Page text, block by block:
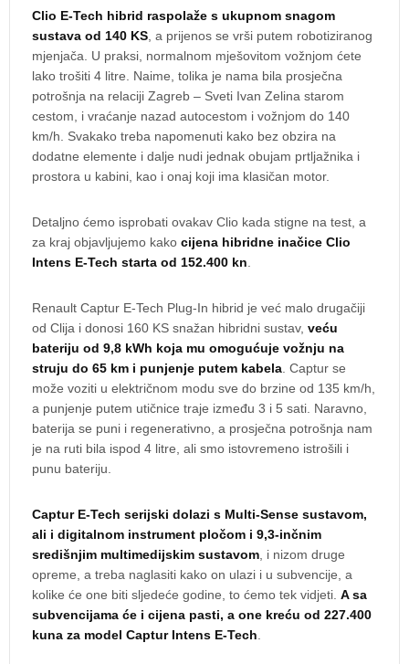
Clio E-Tech hibrid raspolaže s ukupnom snagom
sustava od 140 KS , a prijenos se vrši putem robotiziranog
mjenjača. U praksi, normalnom mješovitom vožnjom ćete
lako trošiti 4 litre. Naime, tolika je nama bila prosječna
potrošnja na relaciji Zagreb – Sveti Ivan Zelina starom
cestom, i vraćanje nazad autocestom i vožnjom do 140
km/h. Svakako treba napomenuti kako bez obzira na
dodatne elemente i dalje nudi jednak obujam prtljažnika i
prostora u kabini, kao i onaj koji ima klasičan motor.
Detaljno ćemo isprobati ovakav Clio kada stigne na test, a
za kraj objavljujemo kako cijena hibridne inačice Clio
Intens E-Tech starta od 152.400 kn
Renault Captur E-Tech Plug-In hibrid je već malo drugačiji
od Clija i donosi 160 KS snažan hibridni sustav, veću
bateriju od 9,8 kWh koja mu omogućuje vožnju na
struju do 65 km i punjenje putem kabela . Captur se
može voziti u električnom modu sve do brzine od 135 km/h,
a punjenje putem utičnice traje između 3 i 5 sati. Naravno,
baterija se puni i regenerativno, a prosječna potrošnja nam
je na ruti bila ispod 4 litre, ali smo istovremeno istrošili i
punu bateriju.
Captur E-Tech serijski dolazi s Multi-Sense sustavom,
ali i digitalnom instrument pločom i 9,3-inčnim
središnjim multimedijskim sustavom , i nizom druge
opreme, a treba naglasiti kako on ulazi i u subvencije, a
kolike će one biti sljedeće godine, to ćemo tek vidjeti. A sa
subvencijama će i cijena pasti, a one kreću od 227.400
kuna za model Captur Intens E-Tech